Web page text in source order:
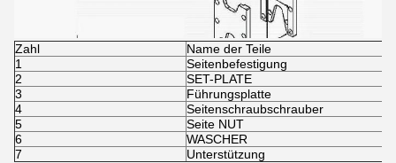
Zahl
Name der Teile
1
Seitenbefestigung
2
SET-PLATE
3
Führungsplatte
4
Seitenschraubschrauber
5
Seite NUT
6
WASCHER
7
Unterstützung